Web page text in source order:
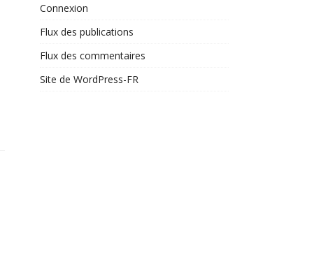
Connexion
Flux des publications
Flux des commentaires
Site de WordPress-FR